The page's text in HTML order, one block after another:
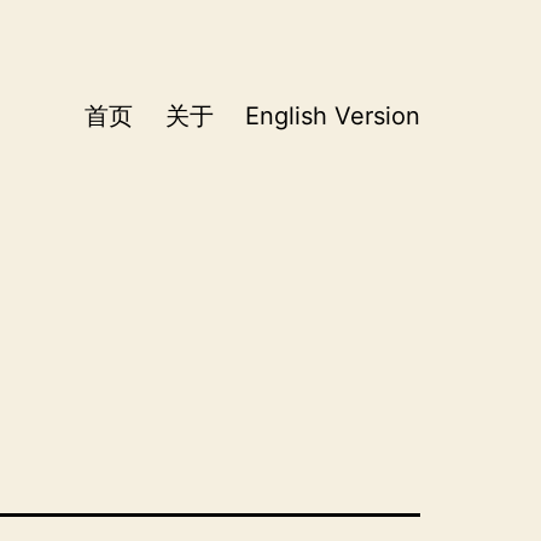
首页 关于 English Version